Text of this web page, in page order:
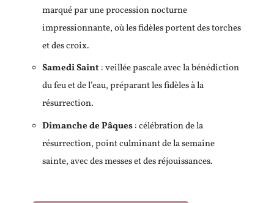
marqué par une procession nocturne
impressionnante, où les fidèles portent des torches
et des croix.
Samedi Saint: veillée pascale avec la bénédiction
du feu et de l’eau, préparant les fidèles à la
résurrection.
Dimanche de Pâques: célébration de la
résurrection, point culminant de la semaine
sainte, avec des messes et des réjouissances.